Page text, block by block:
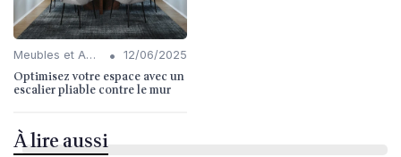
Meubles et Accessoires • 12/06/2025
Optimisez votre espace avec un
escalier pliable contre le mur
À lire aussi